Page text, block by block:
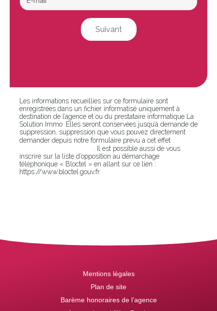
Suivant
Les informations recueillies sur ce formulaire sont
enregistrées dans un fichier informatisé uniquement à
destination de l’agence et ou du prestataire informatique La
Solution Immo .Elles seront conservées jusqu’à demande de
suppression, suppression que vous pouvez directement
demander depuis notre formulaire prevu a cet effet .
. Il est possible aussi de vous
inscrire sur la liste d’opposition au démarchage
téléphonique « Bloctel » en allant sur ce lien :
https://www.bloctel.gouv.fr.
Mentions légales
Plan de site
Barème honoraires de l’agence